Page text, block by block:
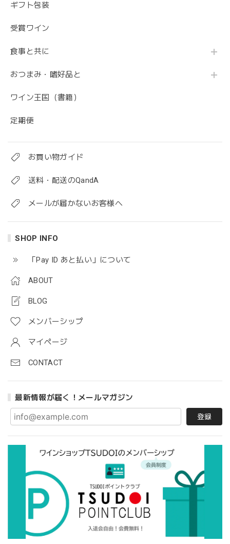
ギフト包装
受賞ワイン
食事と共に
おつまみ・嗜好品と
ワイン王国（書籍）
定期便
お買い物ガイド
送料・配送のQandA
メールが届かないお客様へ
SHOP INFO
「Pay ID あと払い」について
ABOUT
BLOG
メンバーシップ
マイページ
CONTACT
最新情報が届く！メールマガジン
登録